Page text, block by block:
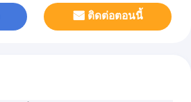
ติดต่อตอนนี้